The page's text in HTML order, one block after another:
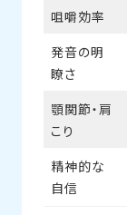
咀嚼効率
発音の明
瞭さ
顎関節・肩
こり
精神的な
自信